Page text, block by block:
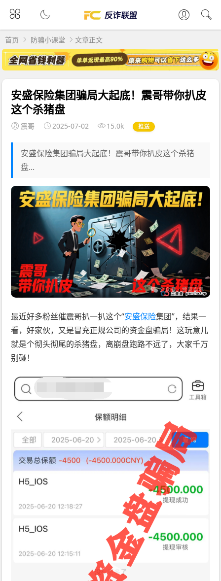
首页 防骗小课堂 文章正文
安盛保险集团骗局大起底！震哥带你扒皮
这个杀猪盘
震哥 2025-07-02 15.0k 推送
安盛保险集团骗局大起底！震哥带你扒皮这个杀猪
盘...
最近好多粉丝催震哥扒一扒这个“安盛保险集团”，结果一
看，好家伙，又是冒充正规公司的资金盘骗局！这玩意儿
就是个彻头彻尾的杀猪盘，离崩盘跑路不远了，大家千万
别碰！